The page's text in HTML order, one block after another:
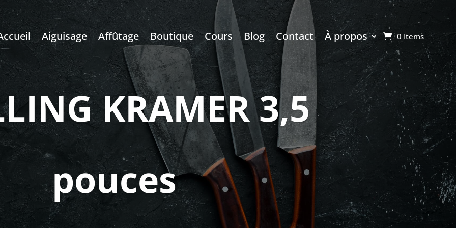
Aiguisage Affûtage Boutique Cours Blog Contact À propos 0 Items
KRAMER 3,5
pouces